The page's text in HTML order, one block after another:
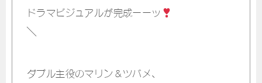
ドラマビジュアルが完成ーーッ
＼
ダブル主役のマリン＆ツバメ、